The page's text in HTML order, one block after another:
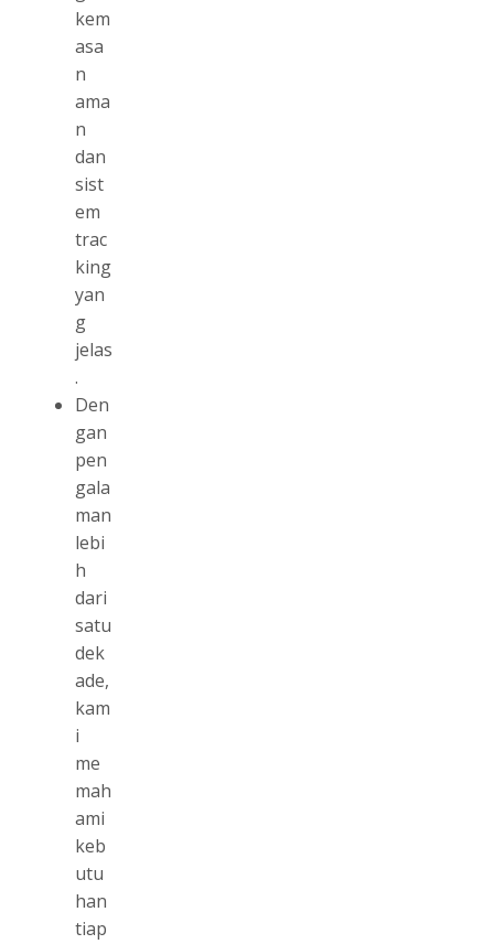
kem
asa
n
ama
n
dan
sist
em
trac
king
yan
g
jelas
.
Den
gan
pen
gala
man
lebi
h
dari
satu
dek
ade,
kam
i
me
mah
ami
keb
utu
han
tiap